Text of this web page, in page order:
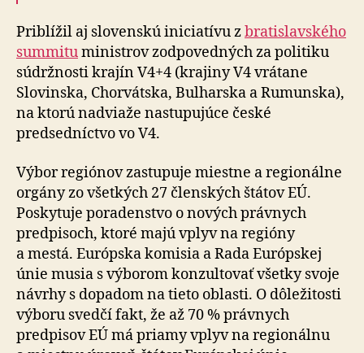
Priblížil aj slovenskú iniciatívu zbratislavského
summituministrov zodpovedných za po­li­ti­ku
súdržnosti krajín V4+4 (krajiny V4 vrátane
Slovinska, Chorvátska, Bulharska a Ru­mun­ska),
na ktorú nad­viaže nastupujúce české
predsedníctvo vo V4.
Výbor regiónov zastupuje miestne a regionálne
orgány zo všetkých 27 členských štátov EÚ.
Poskytuje poradenstvo o nových právnych
predpisoch, ktoré majú vplyv na regióny
a mestá. Európska komisia a Rada Európskej
únie musia s výborom konzultovať všetky svoje
návrhy s dopadom na tieto oblasti. O dô­le­ži­tosti
výboru svedčí fakt, že až 70 % právnych
predpisov EÚ má priamy vplyv na re­gio­nálnu